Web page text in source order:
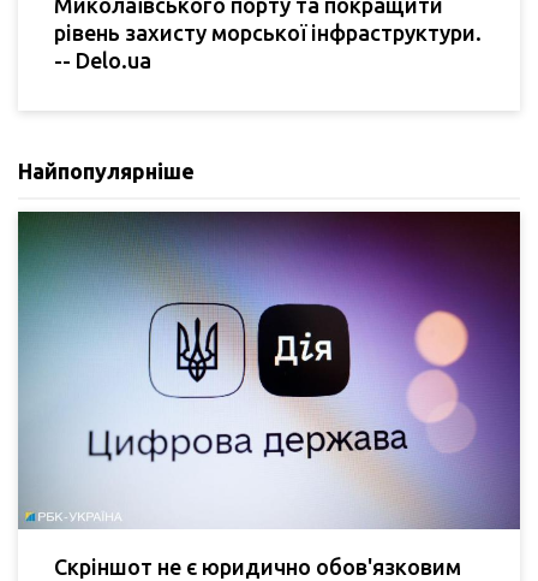
Миколаївського порту та покращити
рівень захисту морської інфраструктури.
-- Delo.ua
Найпопулярніше
Скріншот не є юридично обов'язковим